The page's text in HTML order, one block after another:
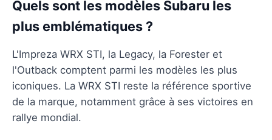
Quels sont les modèles Subaru les
plus emblématiques ?
L'Impreza WRX STI, la Legacy, la Forester et
l'Outback comptent parmi les modèles les plus
iconiques. La WRX STI reste la référence sportive
de la marque, notamment grâce à ses victoires en
rallye mondial.